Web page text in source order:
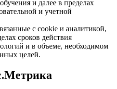
и далее в пределах
и учетной
с cookie и аналитикой,
сроков действия
и в объеме, необходимом
целей.